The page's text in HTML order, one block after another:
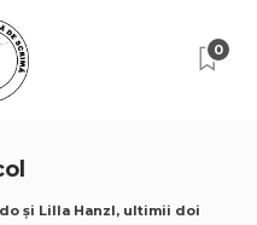
0
și Lilla Hanzl, ultimii doi